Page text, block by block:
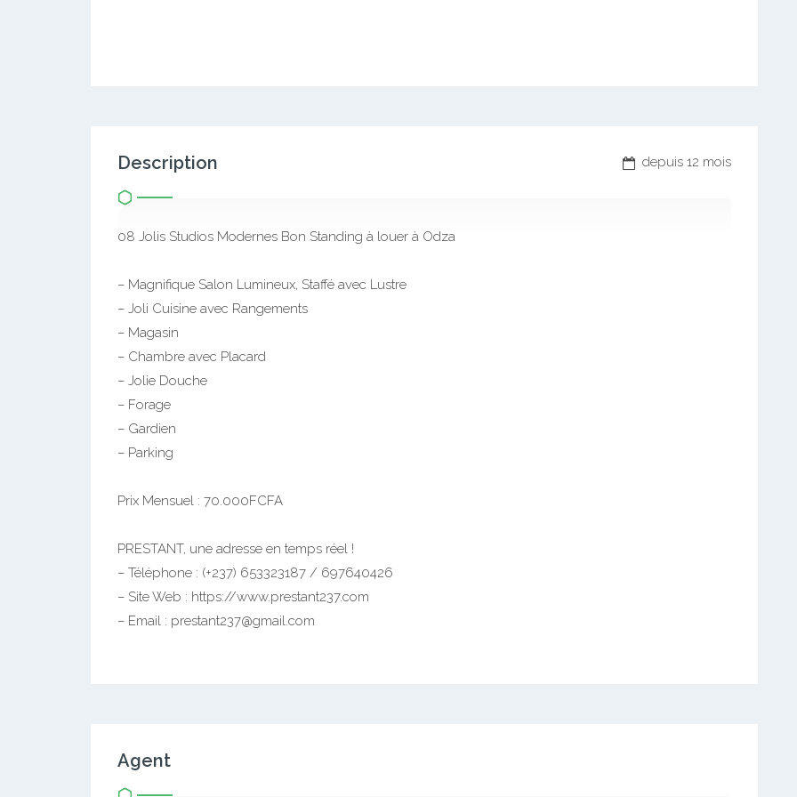
depuis 12 mois
Description
08 Jolis Studios Modernes Bon Standing à louer à Odza
– Magnifique Salon Lumineux, Staffé avec Lustre
– Joli Cuisine avec Rangements
– Magasin
– Chambre avec Placard
– Jolie Douche
– Forage
– Gardien
– Parking
Prix Mensuel : 70.000FCFA
PRESTANT, une adresse en temps réel !
– Téléphone : (+237) 653323187 / 697640426
– Site Web : https://www.prestant237.com
– Email : prestant237@gmail.com
Agent